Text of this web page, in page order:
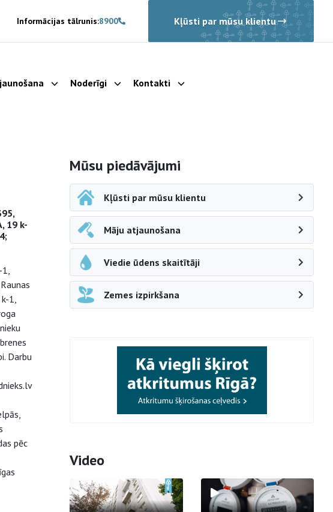
Informācijas tālrunis:8900 Kļūsti par mūsu klientu
Parādīt apakšizvēlni
Noderīgi Parādīt apakšizvēlni
Kontakti Parādīt apakšizvēlni
19 k-
1,
1,
Darbu
pēc
Sāna navigācija
Mūsu piedāvājumi
Kļūsti par mūsu klientu
Māju atjaunošana
Viedie ūdens skaitītāji
Zemes izpirkšana
Video